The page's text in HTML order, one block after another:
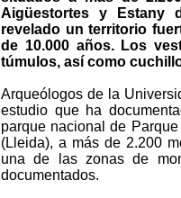
Aigüestortes y Estany
revelado un territorio
de 10.000 años. Los
túmulos, así como
Arqueólogos de la
estudio que ha
parque nacional de
(Lleida), a más de 2.200
una de las zonas de
documentados.